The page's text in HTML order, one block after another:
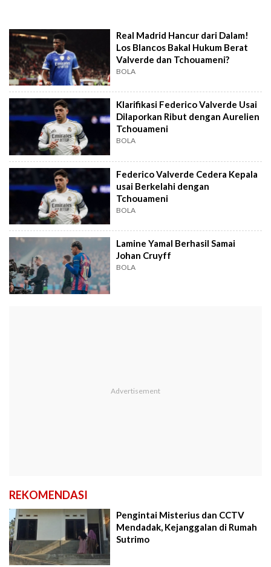
Real Madrid Hancur dari Dalam!
Los Blancos Bakal Hukum Berat
Valverde dan Tchouameni?
BOLA
Klarifikasi Federico Valverde Usai
Dilaporkan Ribut dengan Aurelien
Tchouameni
BOLA
Federico Valverde Cedera Kepala
usai Berkelahi dengan
Tchouameni
BOLA
Lamine Yamal Berhasil Samai
Johan Cruyff
BOLA
REKOMENDASI
Pengintai Misterius dan CCTV
Mendadak, Kejanggalan di Rumah
Sutrimo